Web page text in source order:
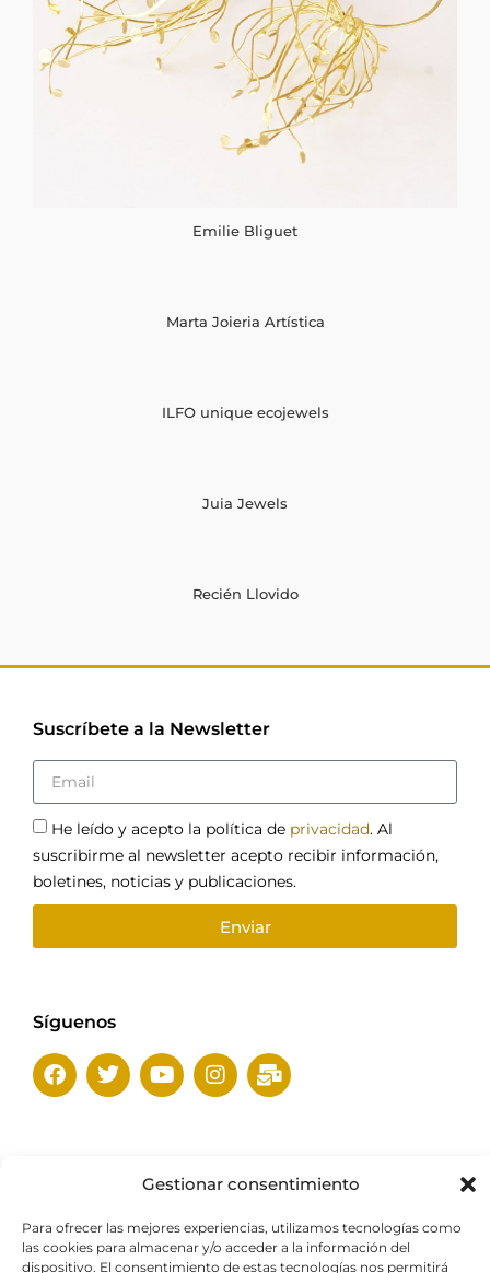
Gestionar consentimiento
Para ofrecer las mejores experiencias, utilizamos tecnologías como
las cookies para almacenar y/o acceder a la información del
dispositivo. El consentimiento de estas tecnologías nos permitirá
Emilie Bliguet
Marta Joieria Artística
ILFO unique ecojewels
Juia Jewels
Recién Llovido
Suscríbete a la Newsletter
He leído y acepto la política de privacidad. Al
suscribirme al newsletter acepto recibir información,
boletines, noticias y publicaciones.
Enviar
Síguenos